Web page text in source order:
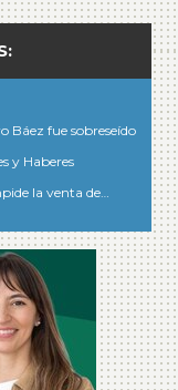
Báez fue sobreseído
y Haberes
la venta de…